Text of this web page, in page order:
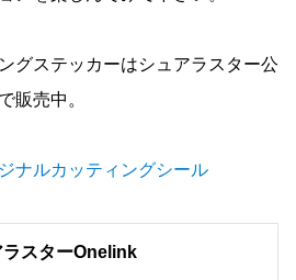
グステッカーはシュアラスター公
販売中。
ナルカッティングシール
ラスターOnelink